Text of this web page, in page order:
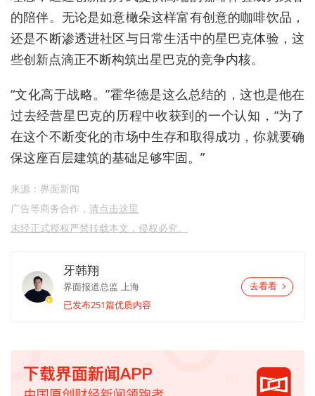
的陪伴。无论是如意橄朵这样富有创意的咖啡饮品，
还是不断渗透进社区与日常生活中的星巴克体验，这
些创新点滴正不断构筑出星巴克的竞争内核。
“文化高于战略。”霍华德是这么总结的，这也是他在
过去经营星巴克的历程中收获到的一个认知，“为了
在这个不断变化的市场中生存和取得成功，你就要确
保这座百层建筑的基础足够牢固。”
来源：界面新闻
广告等商务合作， 请点击这里
未经正式授权严禁转载本文，侵权必究。
牙韩翔
界面报道总监 上海
已发布251篇优质内容
去看看